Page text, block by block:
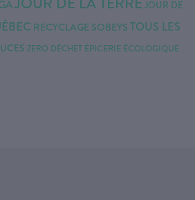
JOUR DE
RECYCLAGE SOBEYSTOUS LES
ZERO DÉCHET ÉPICERIE ÉCOLOGIQUE